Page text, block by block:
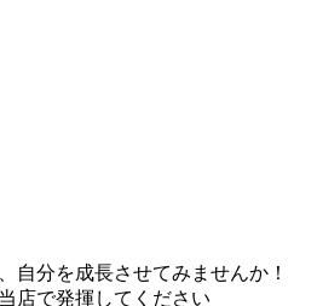
自分を成長させてみませんか！
店で発揮してください